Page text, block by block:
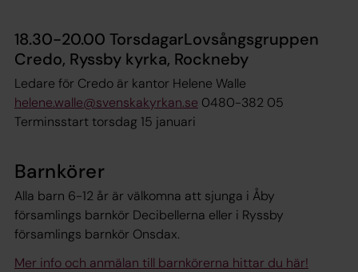
18.30-20.00 TorsdagarLovsångsgruppen
Credo, Ryssby kyrka, Rockneby
Ledare för Credo är kantor Helene Walle
helene.walle@svenskakyrkan.se 0480-382 05
Terminsstart torsdag 15 januari
Barnkörer
Alla barn 6-12 år är välkomna att sjunga i Åby
församlings barnkör Decibellerna eller i Ryssby
församlings barnkör Onsdax.
Mer info och anmälan till barnkörerna hittar du här!